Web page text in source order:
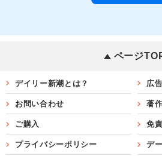
ページ
デイリー新潮とは？ 広
お問い合わせ 著
ご購入 免
プライバシーポリシー デ